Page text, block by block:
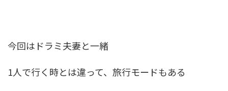
今回はドラミ夫妻と一緒
1人で行く時とは違って、旅行モードもある